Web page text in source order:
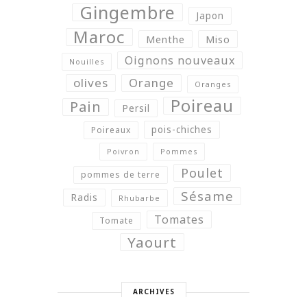
Gingembre Japon
Maroc Menthe Miso
Nouilles Oignons nouveaux
olives Orange Oranges
Pain Persil Poireau
Poireaux pois-chiches
Poivron Pommes
pommes de terre Poulet
Radis Rhubarbe Sésame
Tomate Tomates
Yaourt
ARCHIVES